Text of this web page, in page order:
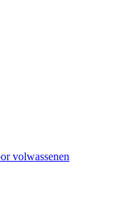
volwassenen